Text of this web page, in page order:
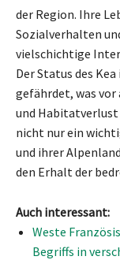
der Region. Ihre
Sozialverhalten
vielschichtige
Der Status des
gefährdet, was
und
nicht nur ein
und ihrer
den Erhalt der
Auch interessant:
Weste
Begriffs in